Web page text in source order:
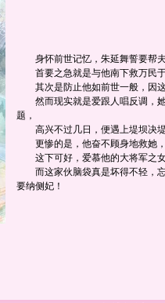
身怀前世记忆，朱延舞誓要帮夫
首要之急就是与他南下救万民
其次是防止他如前世一般，因这
然而现实就是爱跟人唱反调，她
题，
高兴不过几日，便遇上堤坝决
更惨的是，他奋不顾身地救她，
这下可好，爱慕他的大将军之女
而这家伙脑袋真是坏得不轻，忘
要纳侧妃！